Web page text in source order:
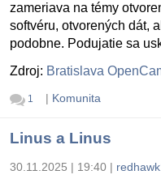
zameriava na témy
softvéru, otvorených dát,
podobne. Podujatie sa
Zdroj: Bratislava
1 | Komunita
Linus a Linus
30.11.2025 | 19:40 |